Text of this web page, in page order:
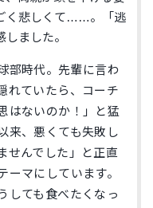
く悲しくて……。「逃
ました。
部時代。先輩に言わ
れていたら、コーチ
はないのか！」と猛
来、悪くても失敗し
せんでした」と正直
ーマにしています。
ても食べたくなっ